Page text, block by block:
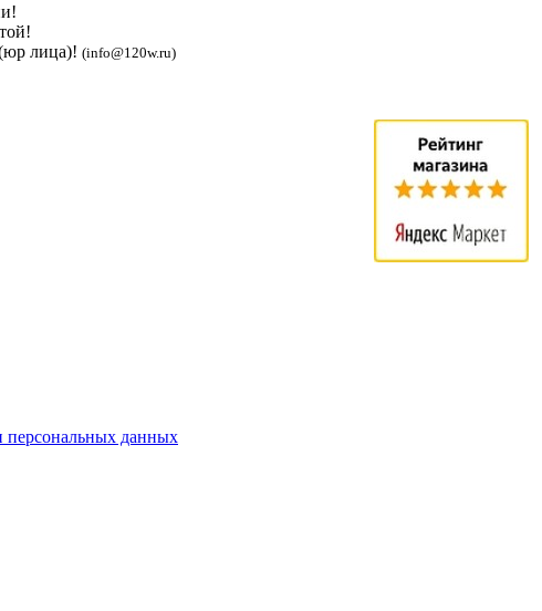
лица)! (info@120w.ru)
персональных данных